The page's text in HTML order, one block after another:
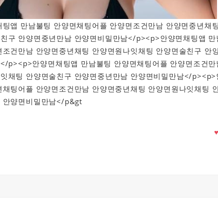
앱 만남불팅 안양면채팅어플 안양면조건만남 안양면중년채
구 안양면중년만남 안양면비밀만남</p><p>안양면채팅앱 만
건만남 안양면중년채팅 안양면원나잇채팅 안양면술친구 안
p><p>안양면채팅앱 만남불팅 안양면채팅어플 안양면조건만
채팅 안양면술친구 안양면중년만남 안양면비밀만남</p><p>
팅어플 안양면조건만남 안양면중년채팅 안양면원나잇채팅
안양면비밀만남</p&gt